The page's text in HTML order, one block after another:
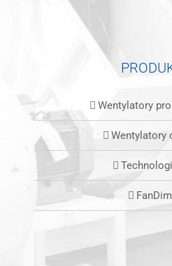
Wentylatory
Wentylatory